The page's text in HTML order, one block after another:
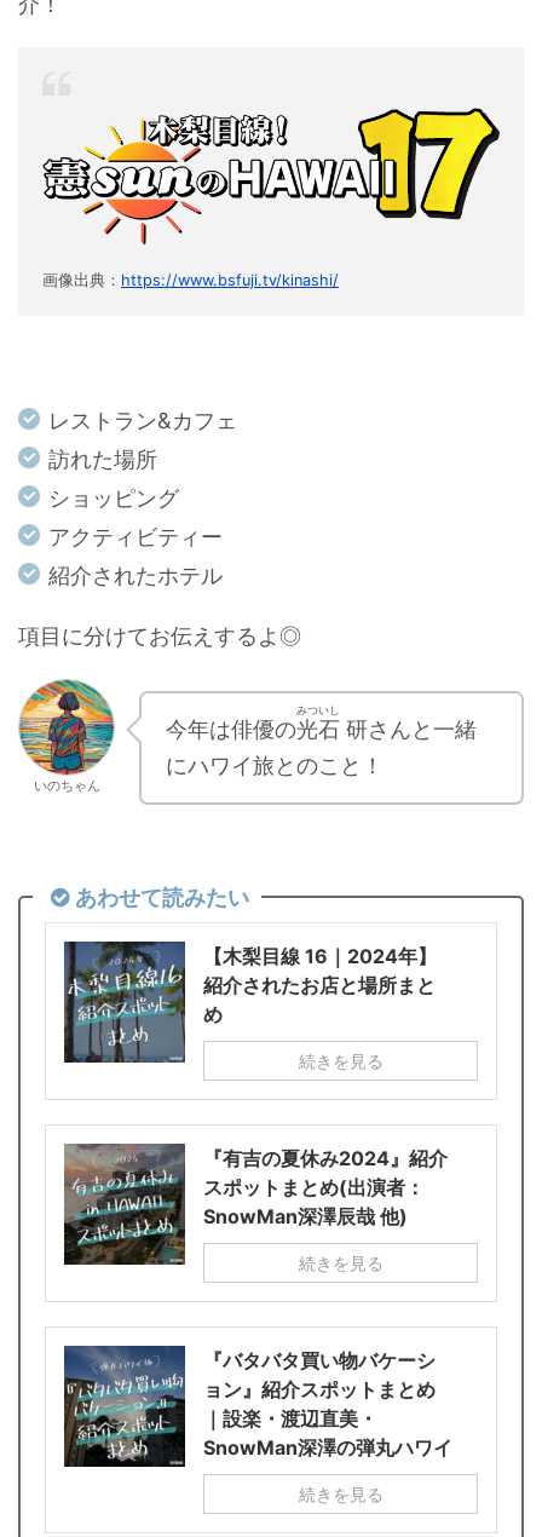
画像出典： https://www.bsfuji.tv/kinashi/
レストラン&カフェ
訪れた場所
ショッピング
アクティビティー
紹介されたホテル
項目に分けてお伝えするよ◎
いのちゃん
今年は俳優の光石
みついし
研さんと一緒
にハワイ旅とのこと！
あわせて読みたい
【木梨目線 16｜2024年】
紹介されたお店と場所まと
め
続きを見る
『有吉の夏休み2024』紹介
スポットまとめ(出演者：
SnowMan深澤辰哉 他)
続きを見る
『バタバタ買い物バケーシ
ョン』紹介スポットまとめ
｜設楽・渡辺直美・
SnowMan深澤の弾丸ハワイ
続きを見る